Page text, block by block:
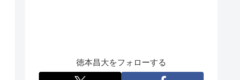
徳本昌大をフォローする